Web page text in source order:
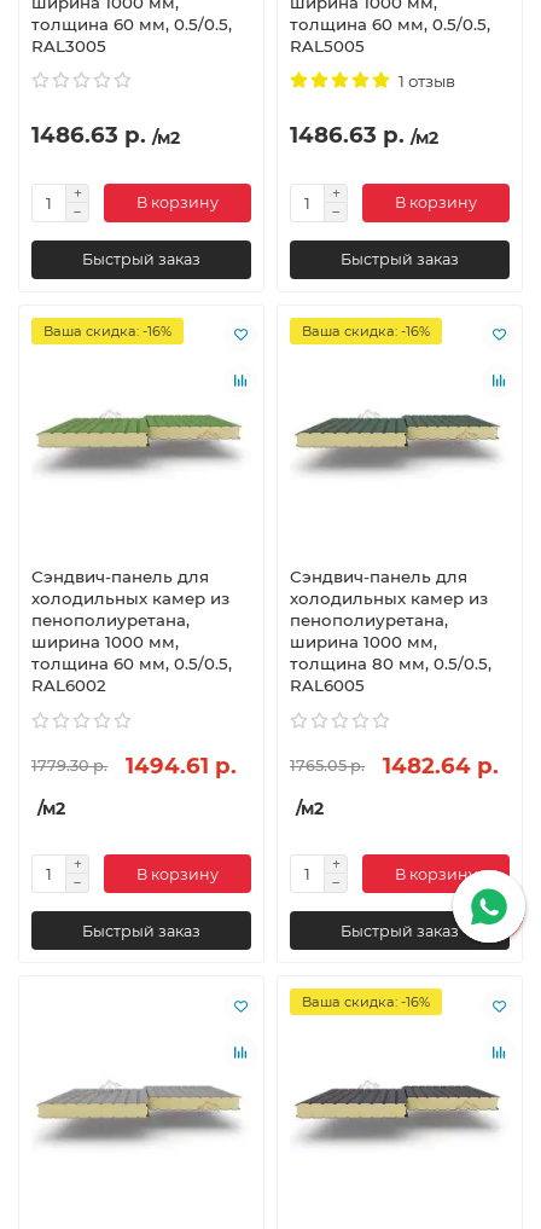
толщина 60 мм, 0.5/0.5,
RAL3005
1486.63 р. /м2
В корзину
Быстрый заказ
толщина 60 мм, 0.5/0.5,
RAL5005
1 отзыв
1486.63 р. /м2
В корзину
Быстрый заказ
Ваша скидка: -16%
Сэндвич-панель для
холодильных камер из
пенополиуретана,
ширина 1000 мм,
толщина 60 мм, 0.5/0.5,
RAL6002
1779.30 р. 1494.61 р.
/м2
В корзину
Быстрый заказ
Ваша скидка: -16%
Сэндвич-панель для
холодильных камер из
пенополиуретана,
ширина 1000 мм,
толщина 80 мм, 0.5/0.5,
RAL6005
1765.05 р. 1482.64 р.
/м2
В корзину
Быстрый заказ
Ваша скидка: -16%